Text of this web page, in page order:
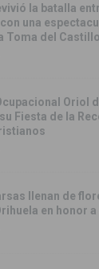
la batalla
una
Toma del Castillo
Oriol
Fiesta de la
llenan de
en honor